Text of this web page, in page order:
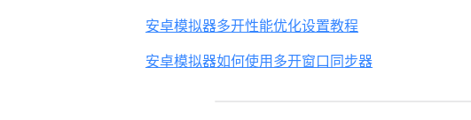
安卓模拟器多开性能优化设置教程
安卓模拟器如何使用多开窗口同步器